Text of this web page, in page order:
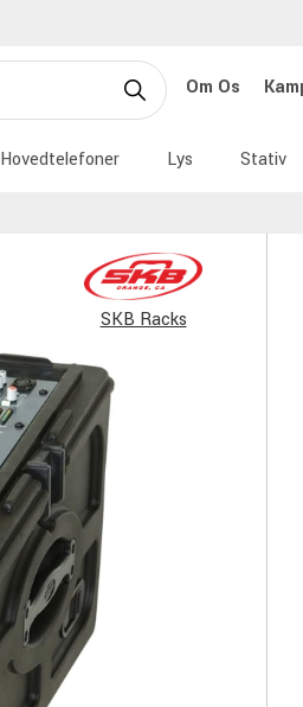
Om Os
Hovedtelefoner Lys Stativ
SKB Racks